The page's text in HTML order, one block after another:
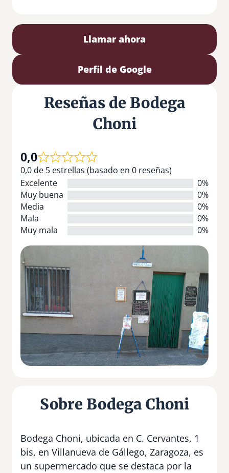
Llamar ahora
Perfil de Google
Reseñas de Bodega
Choni
0,0
0,0 de 5 estrellas (basado en 0 reseñas)
Excelente
0%
Muy buena
0%
Media
0%
Mala
0%
Muy mala
0%
Sobre Bodega Choni
Bodega Choni, ubicada en C. Cervantes, 1
bis, en Villanueva de Gállego, Zaragoza, es
un supermercado que se destaca por la